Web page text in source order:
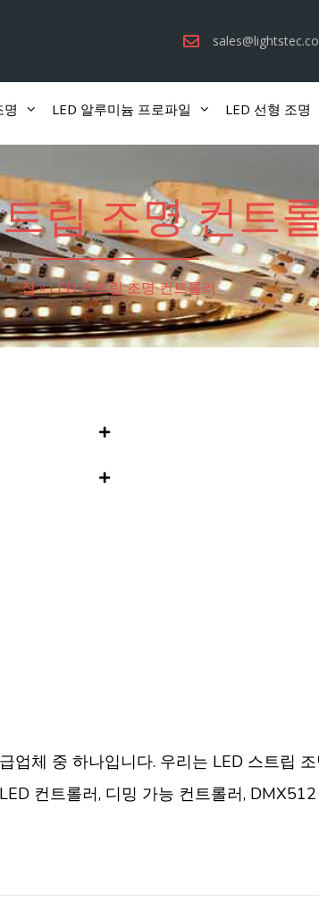
명 LED 알루미늄 프로파일 LED 선형 조명
립 조명 컨트
집»LED 스트립 조명 컨트롤러
업체 중 하나입니다. 우리는 LED 스트립
컨트롤러, 디밍 가능 컨트롤러,